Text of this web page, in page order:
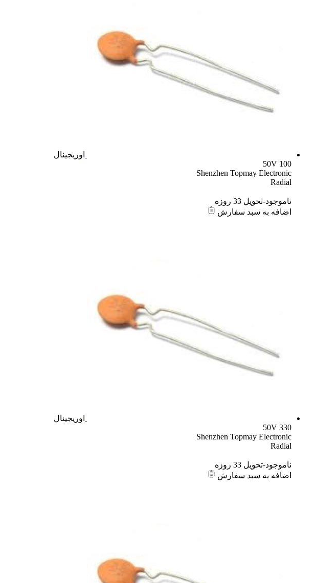
اوریجینال
100 50V
Shenzhen Topmay Electronic
Radial
ناموجود-تحویل 33 روزه
اضافه به سبد سفارش
اوریجینال
330 50V
Shenzhen Topmay Electronic
Radial
ناموجود-تحویل 33 روزه
اضافه به سبد سفارش